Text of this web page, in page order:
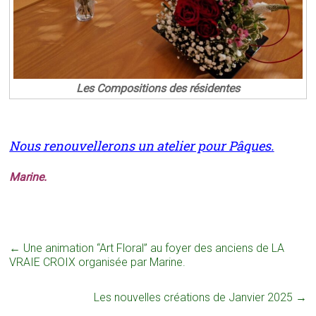
Les Compositions des résidentes
Nous renouvellerons un atelier pour Pâques.
Marine.
← Une animation “Art Floral” au foyer des anciens de LA
VRAIE CROIX organisée par Marine.
Les nouvelles créations de Janvier 2025 →